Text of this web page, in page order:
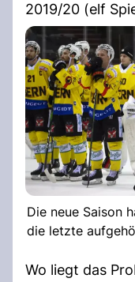
2019/20 (elf
Die neue Saison
die letzte
Wo liegt das